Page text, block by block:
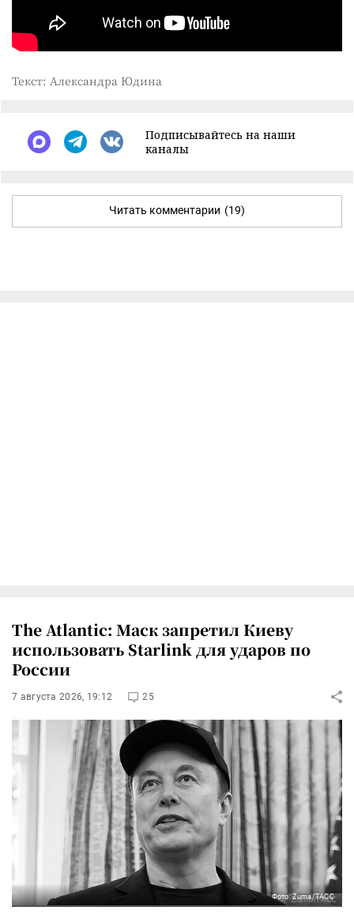
Текст: Александра Юдина
Подписывайтесь на наши
каналы
Читать комментарии (19)
The Atlantic: Маск запретил Киеву
использовать Starlink для ударов по
России
7 августа 2026, 19:12 25
Фото: Zuma/ТАСС